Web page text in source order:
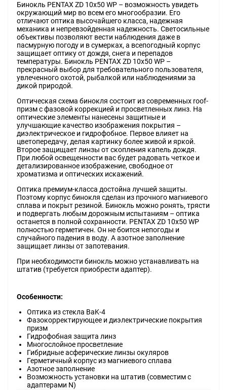
Бинокль PENTAX ZD 10x50 WP – возможность увидеть
окружающий мир во всем его многообразии. Его
отличают оптика высочайшего класса, надежная
механика и непревзойденная надежность. Светосильные
объективы позволяют вести наблюдения даже в
пасмурную погоду и в сумерках, а всепогодный корпус
защищает оптику от дождя, снега и перепадов
температуры. Бинокль PENTAX ZD 10x50 WP –
прекрасный выбор для требовательного пользователя,
увлеченного охотой, рыбалкой или наблюдениями за
дикой природой.
Оптическая схема бинокля состоит из современных roof-
призм с фазовой коррекцией и просветленных линз. На
оптические элементы нанесены защитные и
улучшающие качество изображения покрытия –
диэлектрическое и гидрофобное. Первое влияет на
цветопередачу, делая картинку более живой и яркой.
Второе защищает линзы от скопления капель дождя.
При любой освещенности вас будет радовать четкое и
детализированное изображение, свободное от
хроматизма и оптических искажений.
Оптика премиум-класса достойна лучшей защиты.
Поэтому корпус бинокля сделан из прочного магниевого
сплава и покрыт резиной. Бинокль можно ронять, трясти
и подвергать любым дорожным испытаниям – оптика
останется в полной сохранности. PENTAX ZD 10x50 WP
полностью герметичен. Он не боится непогоды и
случайного падения в воду. А азотное заполнение
защищает линзы от запотевания.
При необходимости бинокль можно устанавливать на
штатив (требуется приобрести адаптер).
Особенности:
Оптика из стекла BaK-4
Фазокорректирующее и диэлектрические покрытия
призм
Гидрофобная защита линз
Многослойное просветление
Гибридные асферические линзы окуляров
Герметичный корпус из магниевого сплава
Азотное заполнение
Возможность установки на штатив (совместим с
адаптерами N)